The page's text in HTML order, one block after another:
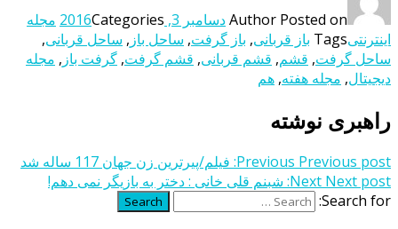
Author Posted on دسامبر 3, 2016 Categories
مجله
اینترنتیTags باز قربانی, باز گرفت, ساحل باز , ساحل قربانی,
ساحل گرفت, قشم, قشم قربانی, قشم گرفت, گرفت باز , مجله
دیجیتال, مجله هفته, هم
راهبری نوشته
Previous Previous post:
فیلم/پیرترین زن جهان 117 ساله شد
Next Next post:
شبنم قلی خانی : دختر به بازیگر نمی‎ دهم!
Search for:
Search